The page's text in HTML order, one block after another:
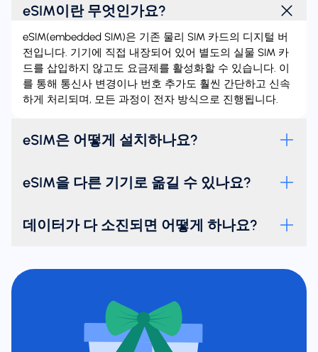
eSIM이란 무엇인가요?
eSIM(embedded SIM)은 기존 물리 SIM 카드의 디지털 버
전입니다. 기기에 직접 내장되어 있어 별도의 실물 SIM 카
드를 삽입하지 않고도 요금제를 활성화할 수 있습니다. 이
를 통해 통신사 변경이나 번호 추가도 훨씬 간단하고 신속
하게 처리되며, 모든 과정이 전자 방식으로 진행됩니다.
eSIM은 어떻게 설치하나요?
eSIM을 다른 기기로 옮길 수 있나요?
데이터가 다 소진되면 어떻게 하나요?